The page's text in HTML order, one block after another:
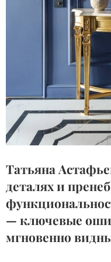
Татьяна
деталях и
— ключевые
мгновенно